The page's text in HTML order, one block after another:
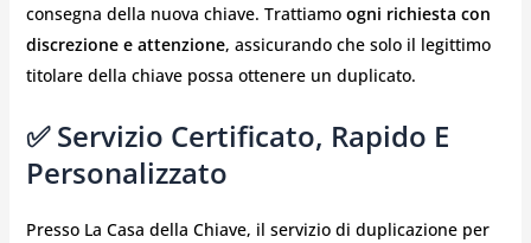
consegna della nuova chiave. Trattiamo ogni richiesta con
discrezione e attenzione, assicurando che solo il legittimo
titolare della chiave possa ottenere un duplicato.
✅ Servizio Certificato, Rapido E
Personalizzato
Presso La Casa della Chiave, il servizio di duplicazione per